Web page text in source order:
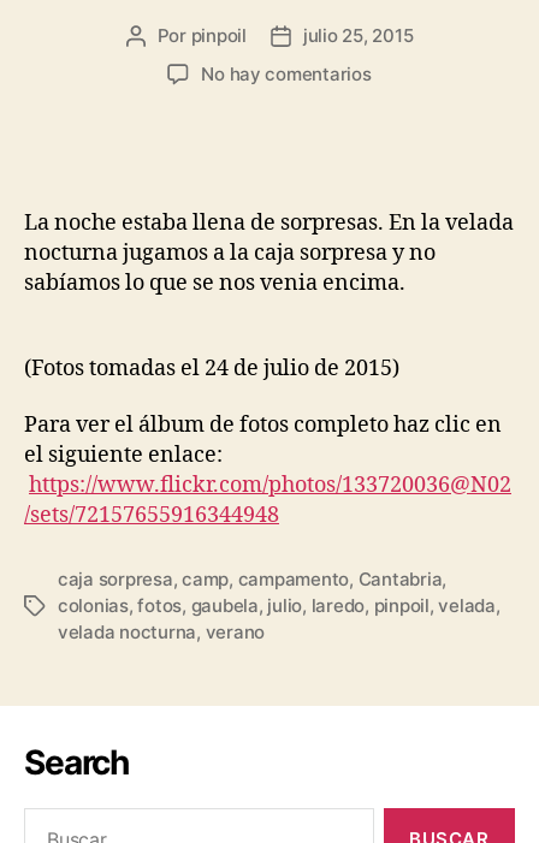
Por pinpoil
julio 25, 2015
No hay comentarios
La noche estaba llena de sorpresas. En la velada
nocturna jugamos a la caja sorpresa y no
sabíamos lo que se nos venia encima.
(Fotos tomadas el 24 de julio de 2015)
Para ver el álbum de fotos completo haz clic en
el siguiente enlace:
https://www.flickr.com/photos/133720036@N02
/sets/72157655916344948
caja sorpresa,camp, campamento, Cantabria,
colonias,fotos, gaubela, julio, laredo, pinpoil,velada,
velada nocturna, verano
Search